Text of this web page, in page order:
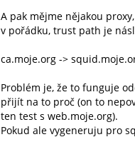
A pak mějme nějakou
v pořádku, trust path je
ca.moje.org ->
Problém je, že to funguje
přijít na to proč (on to
ten test s web.moje.org).
Pokud ale vygeneruju pro